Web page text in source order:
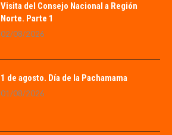
Visita del Consejo Nacional a Región
Norte. Parte 1
02/08/2026
1 de agosto. Día de la Pachamama
01/08/2026